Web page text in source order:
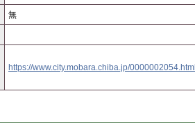
無
https://www.city.mobara.chiba.jp/0000002054.html